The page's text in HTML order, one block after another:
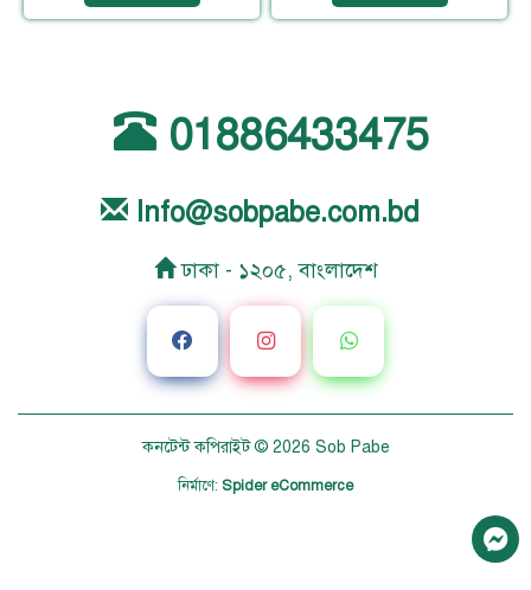
01886433475
Info@sobpabe.com.bd
ঢাকা - ১২০৫, বাংলাদেশ
কনটেন্ট কপিরাইট © 2026 Sob Pabe
নির্মাণে: Spider eCommerce